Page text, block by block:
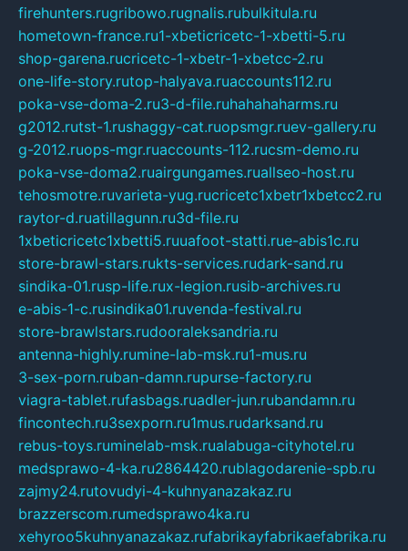
firehunters.rugribowo.rugnalis.rubulkitula.ru
hometown-france.ru1-xbeticricetc-1-xbetti-5.ru
shop-garena.rucricetc-1-xbetr-1-xbetcc-2.ru
one-life-story.rutop-halyava.ruaccounts112.ru
poka-vse-doma-2.ru3-d-file.ruhahahaharms.ru
g2012.rutst-1.rushaggy-cat.ruopsmgr.ruev-gallery.ru
g-2012.ruops-mgr.ruaccounts-112.rucsm-demo.ru
poka-vse-doma2.ruairgungames.ruallseo-host.ru
tehosmotre.ruvarieta-yug.rucricetc1xbetr1xbetcc2.ru
raytor-d.ruatillagunn.ru3d-file.ru
1xbeticricetc1xbetti5.ruuafoot-statti.rue-abis1c.ru
store-brawl-stars.rukts-services.rudark-sand.ru
sindika-01.rusp-life.rux-legion.rusib-archives.ru
e-abis-1-c.rusindika01.ruvenda-festival.ru
store-brawlstars.rudooraleksandria.ru
antenna-highly.rumine-lab-msk.ru1-mus.ru
3-sex-porn.ruban-damn.rupurse-factory.ru
viagra-tablet.rufasbags.ruadler-jun.rubandamn.ru
fincontech.ru3sexporn.ru1mus.rudarksand.ru
rebus-toys.ruminelab-msk.rualabuga-cityhotel.ru
medsprawo-4-ka.ru2864420.rublagodarenie-spb.ru
zajmy24.rutovudyi-4-kuhnyanazakaz.ru
brazzerscom.rumedsprawo4ka.ru
xehyroo5kuhnyanazakaz.rufabrikayfabrikaefabrika.ru